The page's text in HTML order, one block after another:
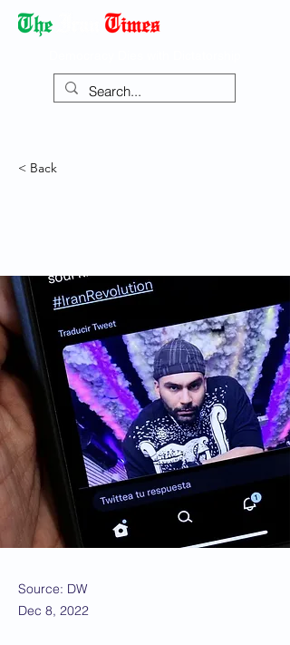
< Back
Source: DW
Dec 8, 2022